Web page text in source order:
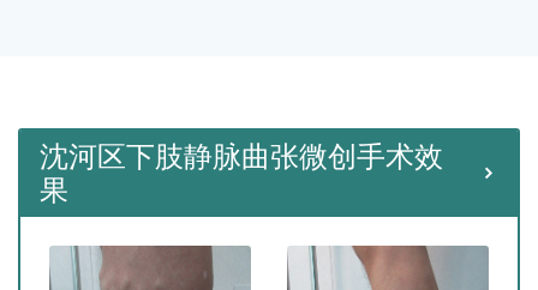
沈河区下肢静脉曲张微创手术效
果